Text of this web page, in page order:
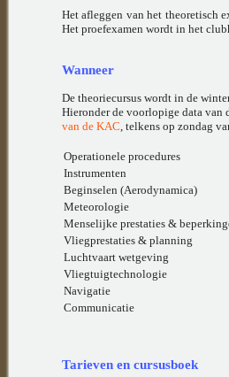
Het afleggen van het theoretisch
Het proefexamen wordt in het
Wanneer
De theoriecursus wordt in de
Hieronder de voorlopige data van
van de KAC, telkens op zondag
Operationele procedures
Instrumenten
Beginselen (Aerodynamica)
Meteorologie
Menselijke prestaties &
Vliegprestaties & planning
Luchtvaart wetgeving
Vliegtuigtechnologie
Navigatie
Communicatie
Tarieven en cursusboek